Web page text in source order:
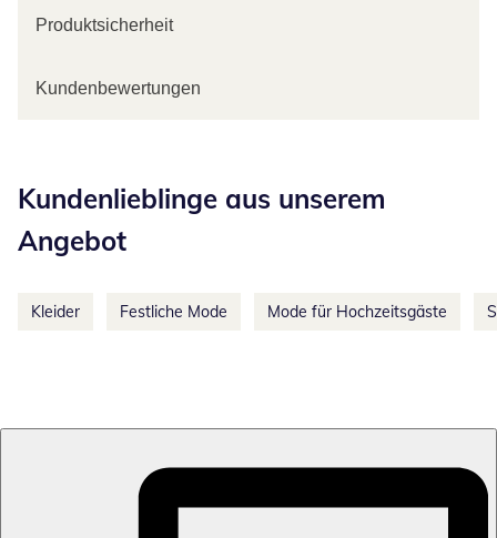
Produktsicherheit
Kundenbewertungen
Kundenlieblinge aus unserem
Angebot
Kleider Festliche Mode Mode für Hochzeitsgäste